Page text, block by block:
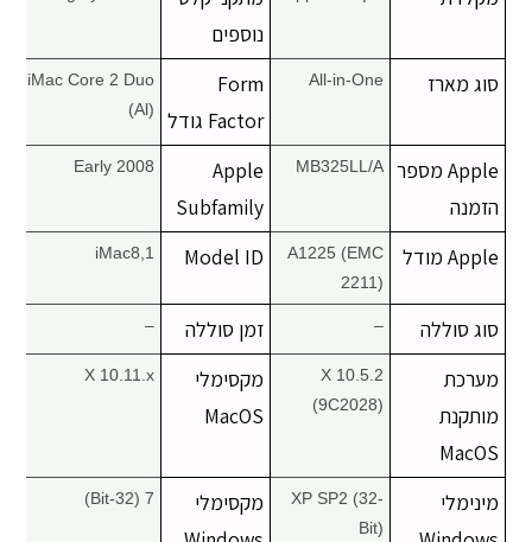
נוספים
סוג מארז All-in-One
Form
Factor גודל
iMac Core 2 Duo
(Al)
Apple מספר
הזמנה
MB325LL/A
Apple
Subfamily
Early 2008
Apple מודל
A1225 (EMC
2211)
Model ID
iMac8,1
סוג סוללה – זמן סוללה –
מערכת
מותקנת
MacOS
X 10.5.2
(9C2028)
מקסימלי
MacOS
X 10.11.x
מינימלי
XP SP2 (32-
Bit)
מקסימלי
7 (32-Bit)